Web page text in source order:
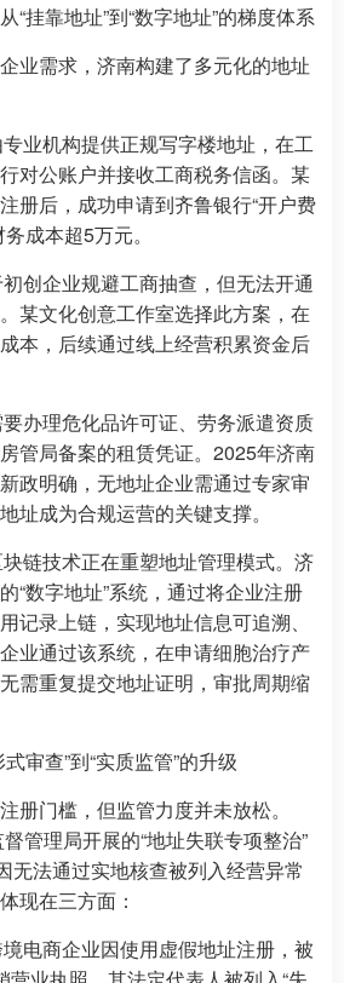
“挂靠地址”到“数字地址”的梯度体系
业需求，济南构建了多元化的地址
业机构提供正规写字楼地址，在工
对公账户并接收工商税务信函。某
册后，成功申请到齐鲁银行“开户费
成本超5万元。
创企业规避工商抽查，但无法开通
某文化创意工作室选择此方案，在
本，后续通过线上经营积累资金后
办理危化品许可证、劳务派遣资质
管局备案的租赁凭证。2025年济南
政明确，无地址企业需通过专家审
址成为合规运营的关键支撑。
链技术正在重塑地址管理模式。济
“数字地址”系统，通过将企业注册
记录上链，实现地址信息可追溯、
业通过该系统，在申请细胞治疗产
需重复提交地址证明，审批周期缩
审查”到“实质监管”的升级
册门槛，但监管力度并未放松。
管理局开展的“地址失联专项整治”
无法通过实地核查被列入经营异常
现在三方面：
电商企业因使用虚假地址注册，被